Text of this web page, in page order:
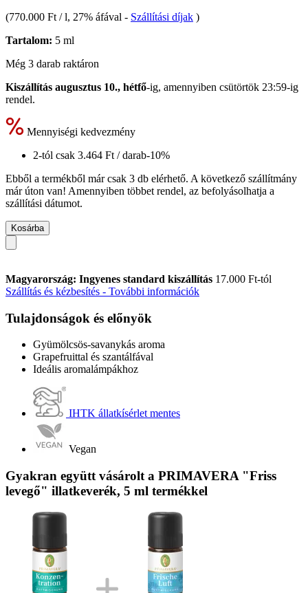
(770.000 Ft / l, 27% áfával - Szállítási díjak )
Tartalom: 5 ml
Még 3 darab raktáron
Kiszállítás augusztus 10., hétfő-ig, amennyiben csütörtök 23:59-ig
rendel.
Mennyiségi kedvezmény
2-tól csak 3.464 Ft / darab-10%
Ebből a termékből már csak 3 db elérhető. A következő szállítmány
már úton van! Amennyiben többet rendel, az befolyásolhatja a
szállítási dátumot.
Kosárba
Magyarország: Ingyenes standard kiszállítás 17.000 Ft-tól
Szállítás és kézbesítés - További információk
Tulajdonságok és előnyök
Gyümölcsös-savanykás aroma
Grapefruittal és szantálfával
Ideális aromalámpákhoz
IHTK állatkísérlet mentes
Vegan
Gyakran együtt vásárolt a PRIMAVERA "Friss
levegő" illatkeverék, 5 ml termékkel